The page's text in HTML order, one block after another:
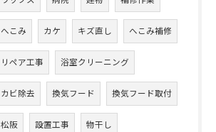
へこみ カケ キズ直し へこみ補修
リペア工事 浴室クリーニング
カビ除去 換気フード 換気フード取付
松阪 設置工事 物干し